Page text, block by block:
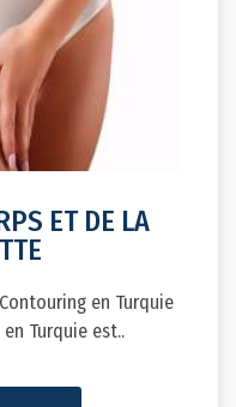
ET DE LA
en Turquie
Turquie est..